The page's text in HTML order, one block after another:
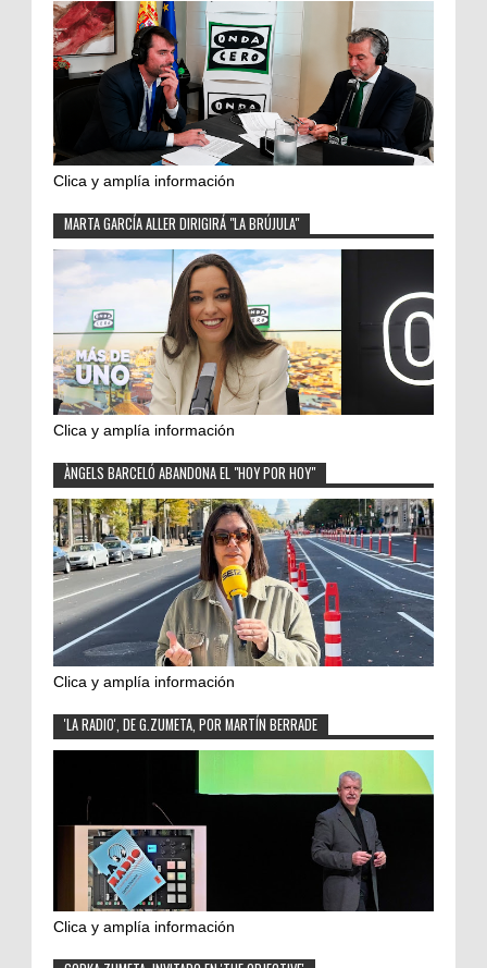
Clica y amplía información
MARTA GARCÍA ALLER DIRIGIRÁ "LA BRÚJULA"
Clica y amplía información
ÀNGELS BARCELÓ ABANDONA EL "HOY POR HOY"
Clica y amplía información
'LA RADIO', DE G.ZUMETA, POR MARTÍN BERRADE
Clica y amplía información